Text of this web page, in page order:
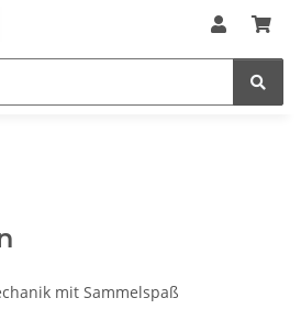
mit Sammelspaß